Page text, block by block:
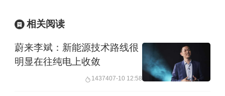
相关阅读
蔚来李斌：新能源技术路线很
明显在往纯电上收敛
1437407-10 12:58